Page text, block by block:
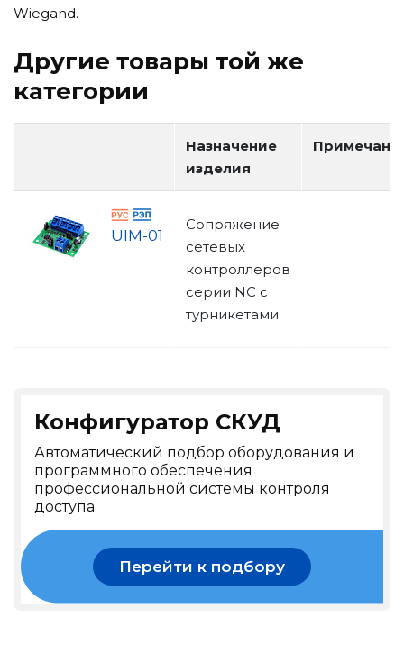
Wiegand.
Другие товары той же
категории
Назначение
изделия
UIM-01
Сопряжение
сетевых
контроллеров
серии NC с
турникетами
Конфигуратор СКУД
Автоматический подбор оборудования и
программного обеспечения
профессиональной системы контроля
доступа
Перейти к подбору